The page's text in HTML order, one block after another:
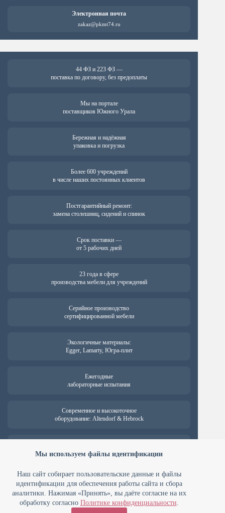
Мы используем файлы идентификации
Наш сайт собирает пользовательские данные и файлы
идентификации для обеспечения работы сайта и сбора
аналитики. Нажимая «Принять», вы даёте согласие на их
обработку согласно Политике конфиденциальности.
Электронная почта
zakaz@pkmt74.ru
44 ФЗ и 223 ФЗ —
поставка по договору, без предоплаты
Мы на портале
поставщиков Южного Урала
Бережная и надёжная
упаковка и погрузка
Более 600 учреждений
в числе наших постоянных клиентов
Постгарантийный ремонт:
замена столешниц, сидений и спинок
Срок поставки —
от 5 рабочих дней
23 года в сфере
производства мебели для учреждений
Серийное производство
сертифицированной мебели
Экологичные материалы:
Egger, Lamarty, Югра-плит
Ежегодные
лабораторные испытания
Современное и высокоточное
оборудование: Altendorf & Hebrock
от 18 месяцев
ООО ПК «Мебельные технологии» ИНН 7448127394 ОГРН
1107448022738
Юридический адрес: 454008 г. Челябинск, Комсомольский проспект,